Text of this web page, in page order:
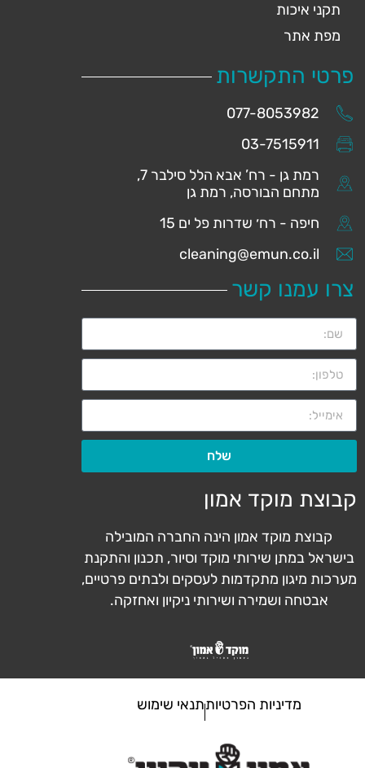
תקני איכות
מפת אתר
פרטי התקשרות
077-8053982
03-7515911
רמת גן - רח’ אבא הלל סילבר 7,
מתחם הבורסה, רמת גן
חיפה - רח׳ שדרות פל ים 15
cleaning@emun.co.il
צרו עמנו קשר
שלח
קבוצת מוקד אמון
קבוצת מוקד אמון הינה החברה המובילה
בישראל במתן שירותי מוקד וסיור, תכנון והתקנת
מערכות מיגון מתקדמות לעסקים ולבתים פרטיים,
אבטחה ושמירה ושירותי ניקיון ואחזקה.
מדיניות הפרטיותתנאי שימוש